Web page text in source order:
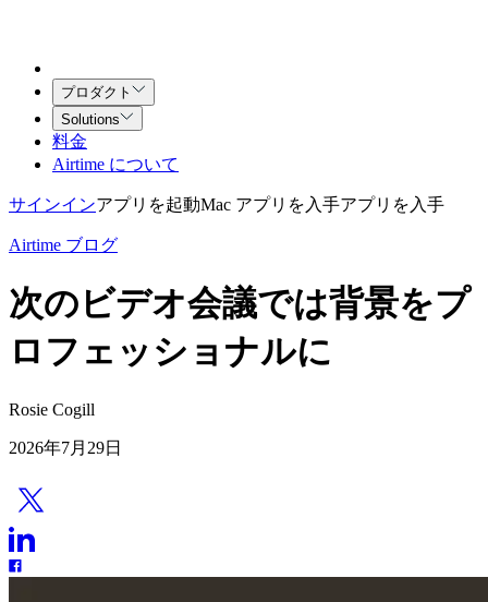
プロダクト
Solutions
料金
Airtime について
サインインアプリを起動Mac アプリを入手アプリを入手
Airtime ブログ
次のビデオ会議では背景をプ
ロフェッショナルに
Rosie Cogill
2026年7月29日